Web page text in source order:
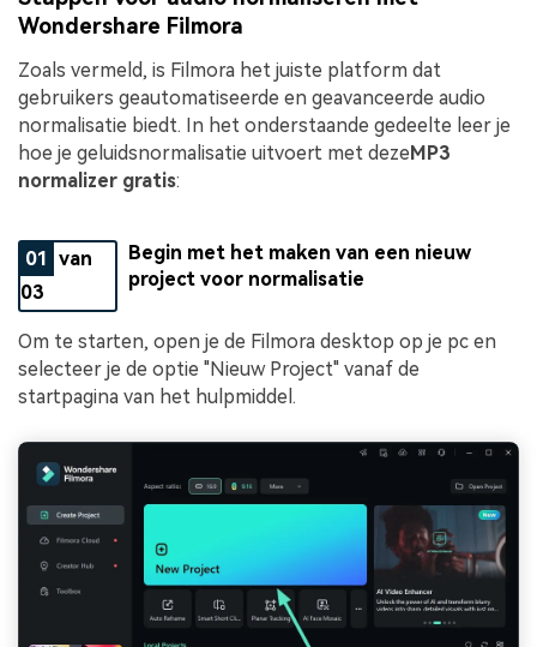
Wondershare Filmora
Zoals vermeld, is Filmora het juiste platform dat
gebruikers geautomatiseerde en geavanceerde audio
normalisatie biedt. In het onderstaande gedeelte leer je
hoe je geluidsnormalisatie uitvoert met dezeMP3
normalizer gratis:
01
van
03
Begin met het maken van een nieuw
project voor normalisatie
Om te starten, open je de Filmora desktop op je pc en
selecteer je de optie "Nieuw Project" vanaf de
startpagina van het hulpmiddel.